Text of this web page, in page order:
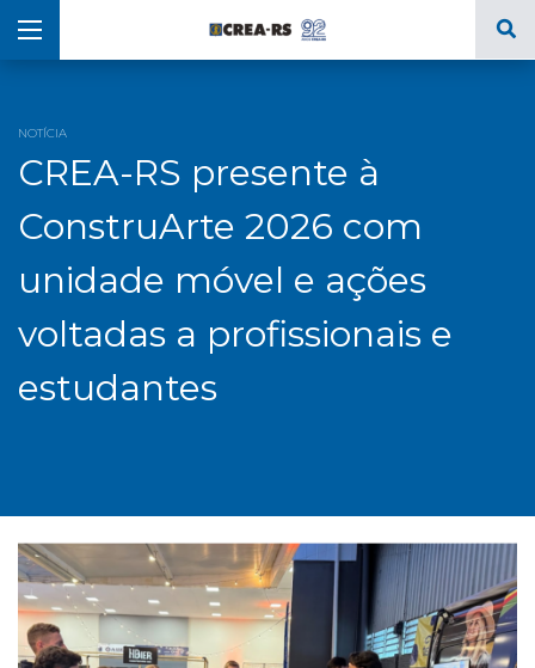
NOTÍCIA
CREA-RS presente à
ConstruArte 2026 com
unidade móvel e ações
voltadas a profissionais e
estudantes